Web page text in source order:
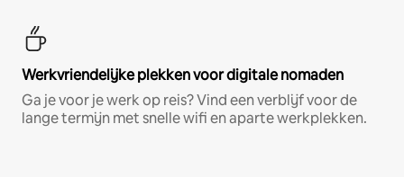
Werkvriendelijke plekken voor digitale nomaden
Ga je voor je werk op reis? Vind een verblijf voor de
lange termijn met snelle wifi en aparte werkplekken.